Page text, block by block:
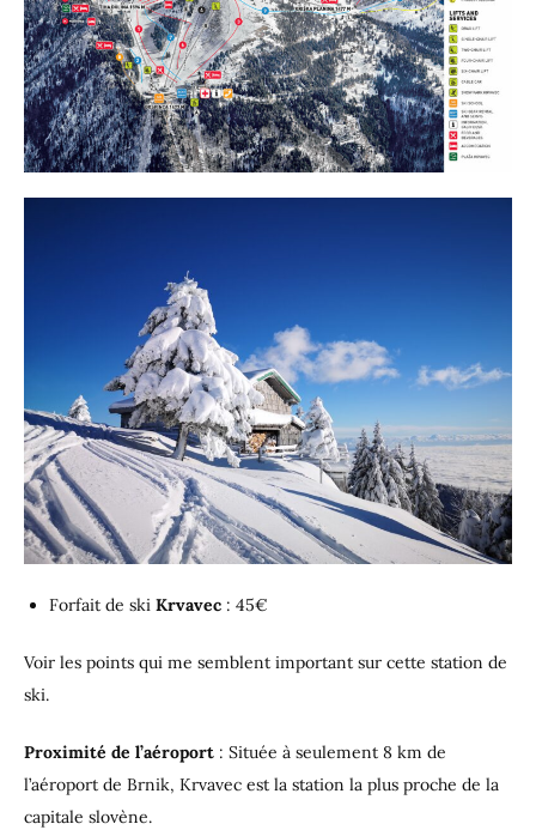
Forfait de ski Krvavec : 45€
Voir les points qui me semblent important sur cette station de
ski.
Proximité de l’aéroport : Située à seulement 8 km de
l’aéroport de Brnik, Krvavec est la station la plus proche de la
capitale slovène.